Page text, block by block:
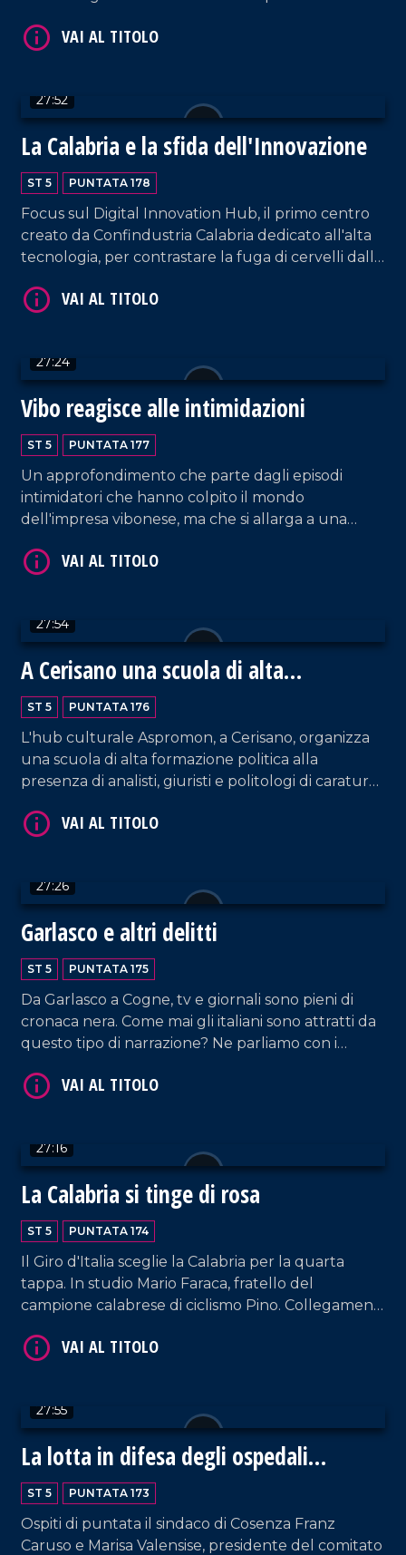
della Comunità competente.
27:52
La Calabria e la sfida dell'Innovazione
ST 5 PUNTATA 178
Focus sul Digital Innovation Hub, il primo centro
creato da Confindustria Calabria dedicato all'alta
tecnologia, per contrastare la fuga di cervelli dalla
presidente del DIH regionale, e Francesco
27:24
Vibo reagisce alle intimidazioni
ST 5 PUNTATA 177
Un approfondimento che parte dagli episodi
intimidatori che hanno colpito il mondo
dell'impresa vibonese, ma che si allarga a una
organizzata, libertà economica, isolamento sociale
imprenditori Domenico Fiorillo, titolare della
Kernel, e Costantino Foti della Sud Edil Ferro. Ad
accompagnare l'analisi della puntata, l'intervento
del professor Giancarlo Costabile, docente di
Pedagogia dell'Antimafia all'Università della
Calabria.
27:54
A Cerisano una scuola di alta
formazione politica
ST 5 PUNTATA 176
L'hub culturale Aspromon, a Cerisano, organizza
una scuola di alta formazione politica alla
presenza di analisti, giuristi e politologi di caratura
direttore della Scuola, e Francesco Raniolo,
27:26
Garlasco e altri delitti
ST 5 PUNTATA 175
Da Garlasco a Cogne, tv e giornali sono pieni di
cronaca nera. Come mai gli italiani sono attratti da
questo tipo di narrazione? Ne parliamo con i
27:16
La Calabria si tinge di rosa
ST 5 PUNTATA 174
Il Giro d'Italia sceglie la Calabria per la quarta
tappa. In studio Mario Faraca, fratello del
campione calabrese di ciclismo Pino. Collegamenti
27:55
La lotta in difesa degli ospedali
calabresi
ST 5 PUNTATA 173
Ospiti di puntata il sindaco di Cosenza Franz
Caruso e Marisa Valensise, presidente del comitato
VAI AL TITOLO
VAI AL TITOLO
VAI AL TITOLO
VAI AL TITOLO
VAI AL TITOLO